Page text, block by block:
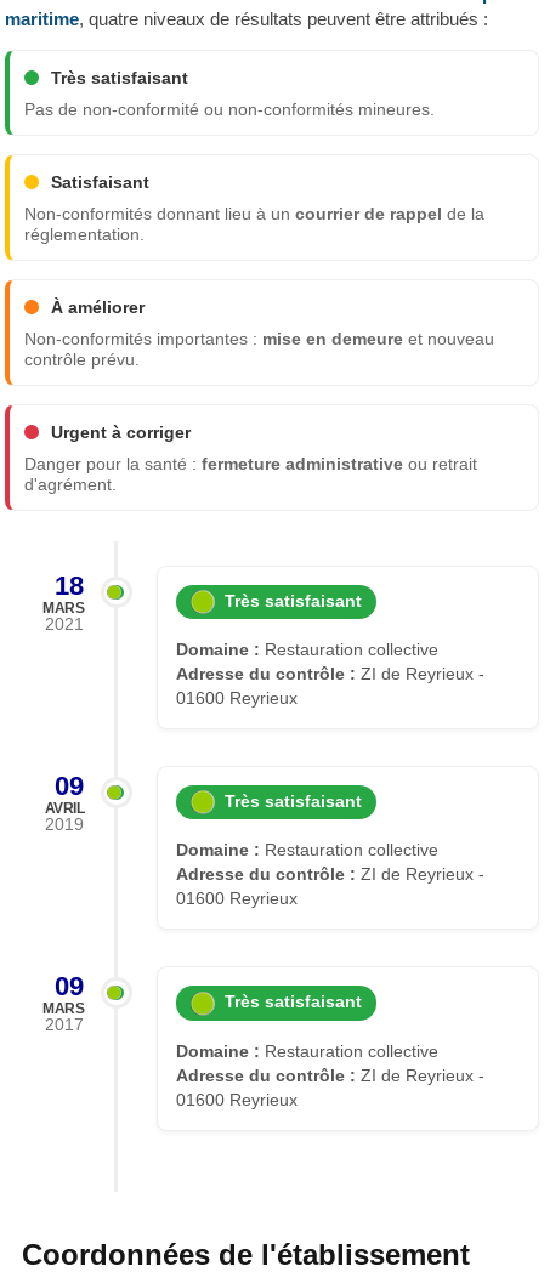
maritime, quatre niveaux de résultats peuvent être attribués :
Très satisfaisant
Pas de non-conformité ou non-conformités mineures.
Satisfaisant
Non-conformités donnant lieu à uncourrier de rappel de la
réglementation.
À améliorer
Non-conformités importantes : mise en demeure et nouveau
contrôle prévu.
Urgent à corriger
Danger pour la santé :fermeture administrative ou retrait
d'agrément.
18
MARS
2021
Très satisfaisant
Domaine : Restauration collective
Adresse du contrôle : ZI de Reyrieux -
01600 Reyrieux
09
AVRIL
2019
Très satisfaisant
Domaine : Restauration collective
Adresse du contrôle : ZI de Reyrieux -
01600 Reyrieux
09
MARS
2017
Très satisfaisant
Domaine : Restauration collective
Adresse du contrôle : ZI de Reyrieux -
01600 Reyrieux
Coordonnées de l'établissement